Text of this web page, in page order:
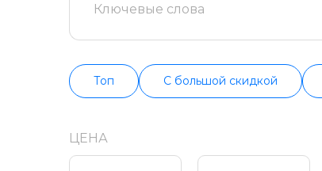
Топ С большой скидкой
ЦЕНА